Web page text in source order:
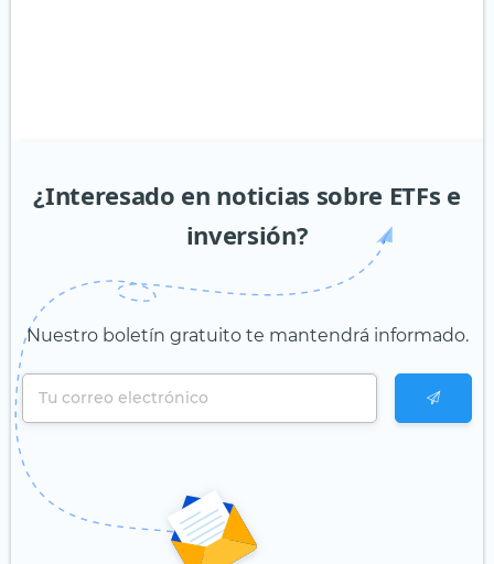
¿Interesado en noticias sobre ETFs e
inversión?
Nuestro boletín gratuito te mantendrá informado.